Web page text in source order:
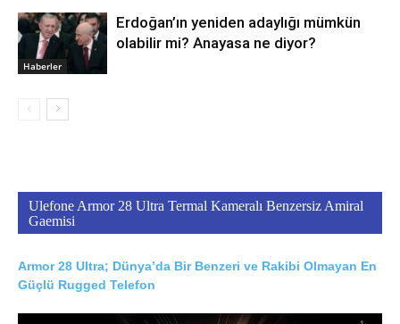
Haberler
Erdoğan’ın yeniden adaylığı mümkün
olabilir mi? Anayasa ne diyor?
Ulefone Armor 28 Ultra Termal Kameralı Benzersiz Amiral
Gaemisi
Armor 28 Ultra; Dünya’da Bir Benzeri ve Rakibi Olmayan En
Güçlü Rugged Telefon